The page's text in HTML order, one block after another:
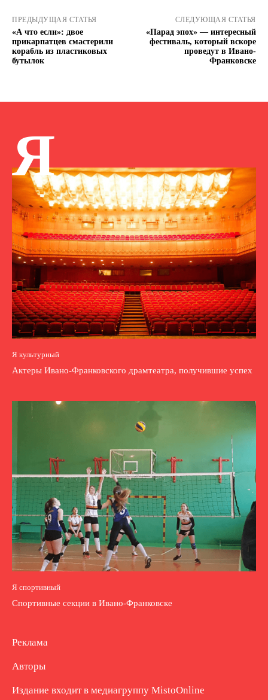
ПРЕДЫДУЩАЯ СТАТЬЯ
«А что если»: двое
прикарпатцев смастерили
корабль из пластиковых
бутылок
СЛЕДУЮЩАЯ СТАТЬЯ
«Парад эпох» — интересный
фестиваль, который вскоре
проведут в Ивано-
Франковске
Я
Я культурный
Актеры Ивано-Франковского драмтеатра, получившие успех
Я спортивный
Спортивные секции в Ивано-Франковске
Реклама
Авторы
Издание входит в медиагруппу MistoOnline